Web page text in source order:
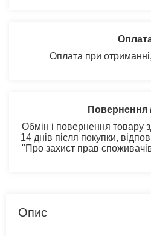
Оплата при
Повернення
Обмін і повернення товару
14 днів після покупки,
"Про захист прав
Опис